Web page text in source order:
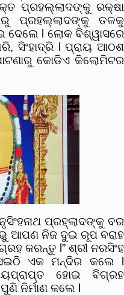
ପ୍ରହଲ୍ଲାଦଙ୍କୁ ରକ୍ଷା
ପ୍ରହଲ୍ଲାଦଙ୍କୁ ତଳକୁ
ଦେଲେ l ଲୋକ ବିଶ୍ୱାସରେ
ସିଂହାଦ୍ରି l ପ୍ରାୟ ଆଠଶ
କୋଡିଏ କିଲୋମିଟର
ପ୍ରହ୍ଲାଦଙ୍କୁ ବର
ଆପଣ ନିଜ ଦୁଇ ରୂପ ବରାହ
କରନ୍ତୁ l” ଶ୍ରୀ ନରସିଂହ
ଏକ ମନ୍ଦିର କଲେ l
ହୋଇ ବିଗ୍ରହ
ନିର୍ମାଣ କଲେ l